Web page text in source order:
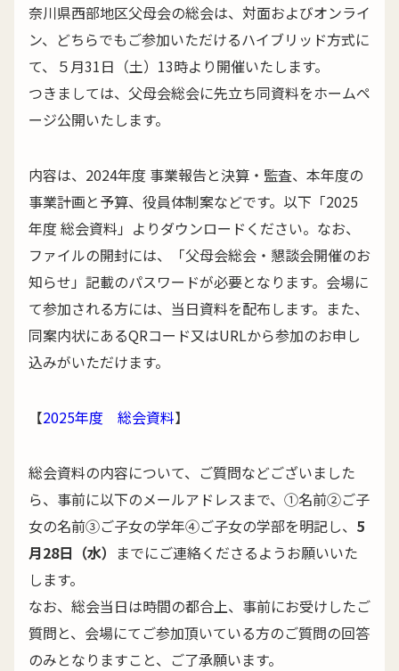
奈川県西部地区父母会の総会は、対面およびオンライ
ン、どちらでもご参加いただけるハイブリッド方式に
て、５月31日（土）13時より開催いたします。
つきましては、父母会総会に先立ち同資料をホームペ
ージ公開いたします。
内容は、2024年度 事業報告と決算・監査、本年度の
事業計画と予算、役員体制案などです。以下「2025
年度 総会資料」よりダウンロードください。なお、
ファイルの開封には、「父母会総会・懇談会開催のお
知らせ」記載のパスワードが必要となります。会場に
て参加される方には、当日資料を配布します。また、
同案内状にあるQRコード又はURLから参加のお申し
込みがいただけます。
【2025年度 総会資料】
総会資料の内容について、ご質問などございました
ら、事前に以下のメールアドレスまで、①名前②ご子
女の名前③ご子女の学年④ご子女の学部を明記し、 5
月28日（水） までにご連絡くださるようお願いいた
します。
なお、総会当日は時間の都合上、事前にお受けしたご
質問と、会場にてご参加頂いている方のご質問の回答
のみとなりますこと、ご了承願います。